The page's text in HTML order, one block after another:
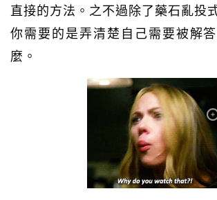
直接的方法。之不過除了藥石亂投
你需要的是弄清楚自己需要被解
麼。